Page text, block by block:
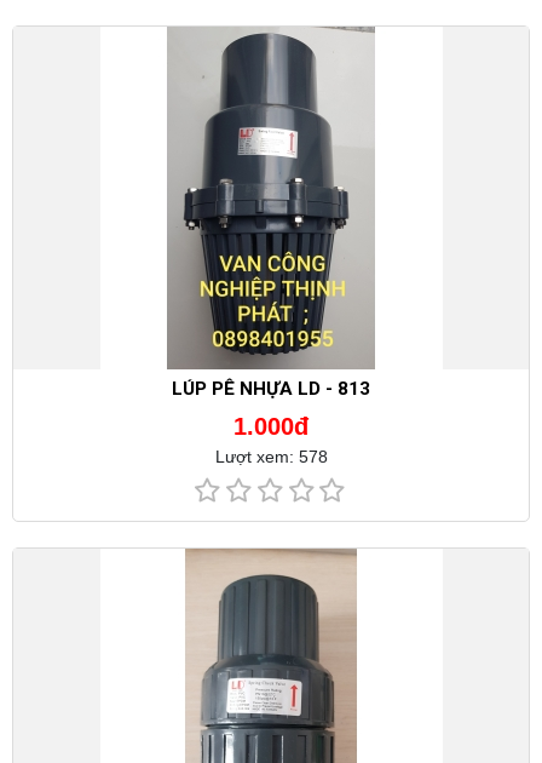
LÚP PÊ NHỰA LD - 813
1.000đ
Lượt xem: 578